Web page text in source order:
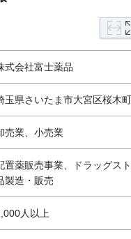
式会社富士薬品
玉県さいたま市大宮区桜木
売業、小売業
置薬販売事業、ドラッグス
製造・販売
人以上